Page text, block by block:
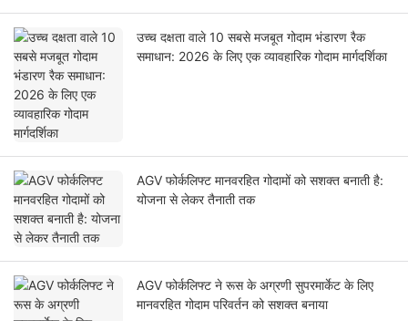
उच्च दक्षता वाले 10 सबसे मजबूत गोदाम भंडारण रैक
समाधान: 2026 के लिए एक व्यावहारिक गोदाम मार्गदर्शिका
AGV फोर्कलिफ्ट मानवरहित गोदामों को सशक्त बनाती है:
योजना से लेकर तैनाती तक
AGV फोर्कलिफ्ट ने रूस के अग्रणी सुपरमार्केट के लिए
मानवरहित गोदाम परिवर्तन को सशक्त बनाया